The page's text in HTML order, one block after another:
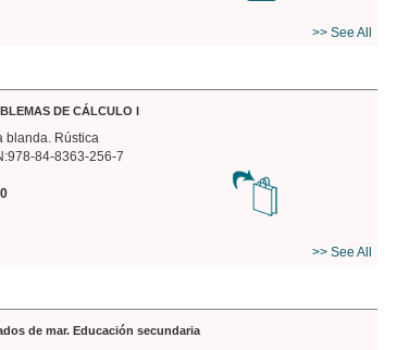
>> See All
DE CÁLCULO I
blanda. Rústica
84-8363-256-7
>> See All
de mar. Educación secundaria